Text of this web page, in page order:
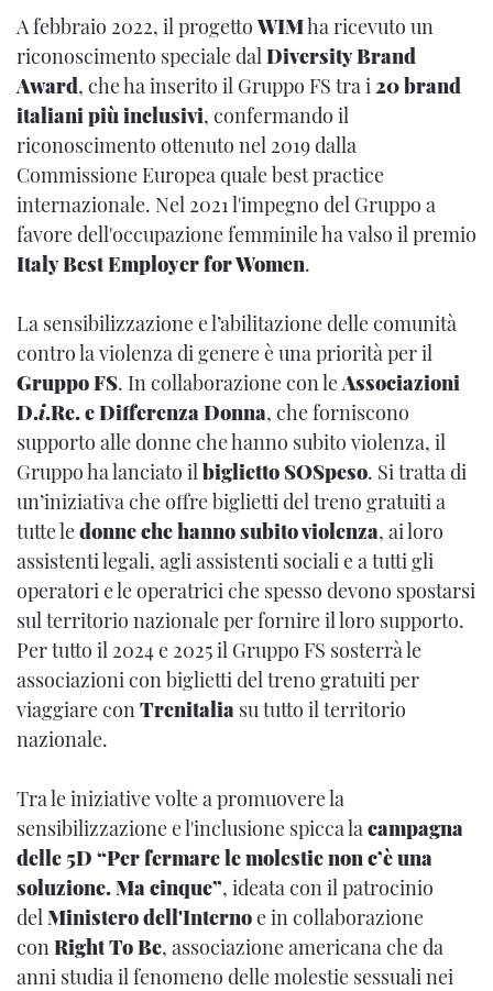
A febbraio 2022, il progetto WIMha ricevuto un
riconoscimento speciale dalDiversity Brand
Award, che ha inserito il Gruppo FS tra i20 brand
italiani più inclusivi, confermando il
riconoscimento ottenuto nel 2019 dalla
Commissione Europea quale best practice
internazionale. Nel 2021 l'impegno del Gruppo a
favore dell'occupazione femminile ha valso il premio
Italy Best Employer for Women.
La sensibilizzazione e l’abilitazione delle comunità
contro la violenza di genere è una priorità per il
Gruppo FS. In collaborazione con leAssociazioni
D.i.Re. e Differenza Donna, che forniscono
supporto alle donne che hanno subito violenza, il
Gruppo ha lanciato ilbiglietto SOSpeso. Si tratta di
un’iniziativa che offre biglietti del treno gratuiti a
tutte ledonne che hanno subito violenza, ai loro
assistenti legali, agli assistenti sociali e a tutti gli
operatori e le operatrici che spesso devono spostarsi
sul territorio nazionale per fornire il loro supporto.
Per tutto il 2024 e 2025 il Gruppo FS sosterrà le
associazioni con biglietti del treno gratuiti per
viaggiare conTrenitalia su tutto il territorio
nazionale.
Tra le iniziative volte a promuovere la
sensibilizzazione e l'inclusione spicca lacampagna
delle 5D “Per fermare le molestie non c’è una
soluzione. Ma cinque”, ideata con il patrocinio
delMinistero dell'Internoe in collaborazione
conRight To Be, associazione americana che da
anni studia il fenomeno delle molestie sessuali nei